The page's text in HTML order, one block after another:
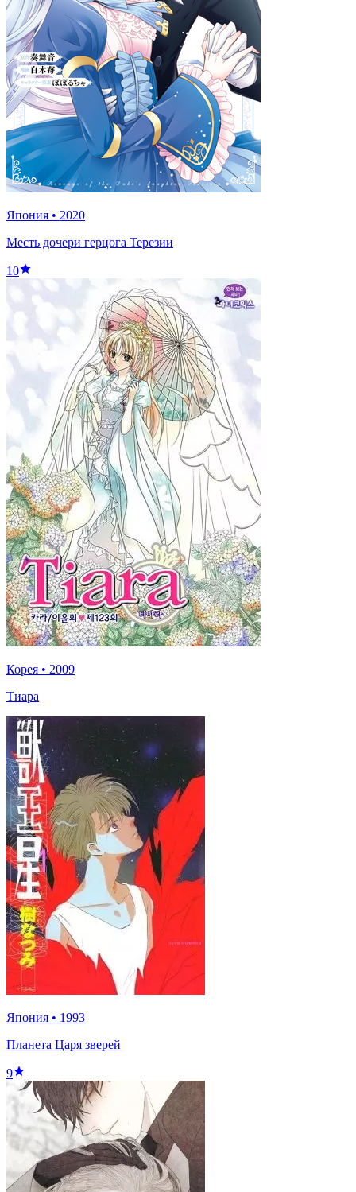
Япония • 2020
Месть дочери герцога Терезии
10
Корея • 2009
Тиара
Япония • 1993
Планета Царя зверей
9